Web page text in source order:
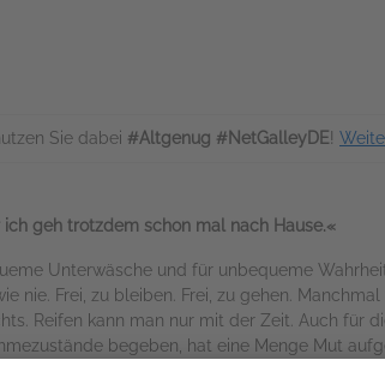
Sie dabei #Altgenug #NetGalleyDE!
geh trotzdem schon mal nach Hause.«
Unterwäsche und für unbequeme
nie. Frei, zu bleiben. Frei, zu gehen.
Reifen kann man nur mit der Zeit. Auch für
begeben, hat eine Menge Mut
verabschiedet und ist nachts in New York